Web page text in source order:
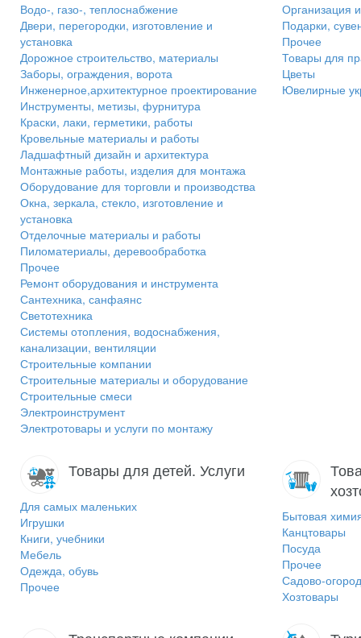
Водо-, газо-, теплоснабжение
Двери, перегородки, изготовление и
установка
Дорожное строительство, материалы
Заборы, ограждения, ворота
Инженерное,архитектурное проектирование
Инструменты, метизы, фурнитура
Краски, лаки, герметики, работы
Кровельные материалы и работы
Ладшафтный дизайн и архитектура
Монтажные работы, изделия для монтажа
Оборудование для торговли и производства
Окна, зеркала, стекло, изготовление и
установка
Отделочные материалы и работы
Пиломатериалы, деревообработка
Прочее
Ремонт оборудования и инструмента
Сантехника, санфаянс
Светотехника
Системы отопления, водоснабжения,
канализации, вентиляции
Строительные компании
Строительные материалы и оборудование
Строительные смеси
Электроинструмент
Электротовары и услуги по монтажу
Организация
Подарки,
Прочее
Товары для
Цветы
Ювелирные
Товары для детей. Услуги
Для самых маленьких
Игрушки
Книги, учебники
Мебель
Одежда, обувь
Прочее
Бытовая
Канцтовары
Посуда
Прочее
Садово-
Хозтовары